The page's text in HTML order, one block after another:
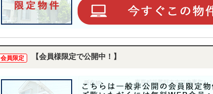
会員限定 【会員様限定で公開中！】